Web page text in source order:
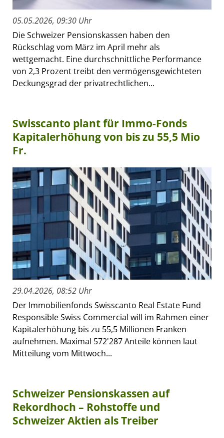
05.05.2026, 09:30 Uhr
Die Schweizer Pensionskassen haben den
Rückschlag vom März im April mehr als
wettgemacht. Eine durchschnittliche Performance
von 2,3 Prozent treibt den vermögensgewichteten
Deckungsgrad der privatrechtlichen...
Swisscanto plant für Immo-Fonds
Kapitalerhöhung von bis zu 55,5 Mio
Fr.
29.04.2026, 08:52 Uhr
Der Immobilienfonds Swisscanto Real Estate Fund
Responsible Swiss Commercial will im Rahmen einer
Kapitalerhöhung bis zu 55,5 Millionen Franken
aufnehmen. Maximal 572'287 Anteile können laut
Mitteilung vom Mittwoch...
Schweizer Pensionskassen auf
Rekordhoch – Rohstoffe und
Schweizer Aktien als Treiber